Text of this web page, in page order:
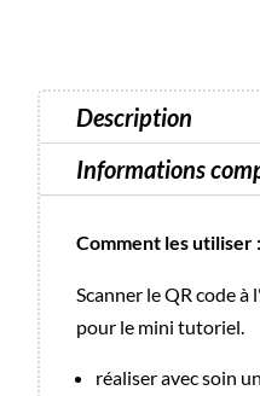
Description
Informations
Comment les utiliser :
Scanner le QR code
pour le mini tutoriel.
réaliser avec soin